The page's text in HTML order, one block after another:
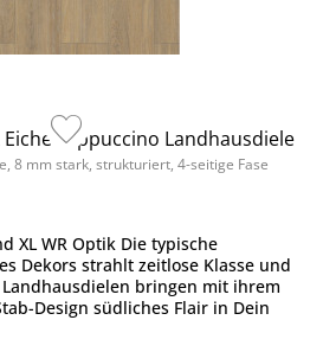
Eiche cappuccino Landhausdiele
8 mm stark, strukturiert, 4-seitige Fase
XL WR Optik Die typische
Dekors strahlt zeitlose Klasse und
bringen mit ihrem
Design südliches Flair in Dein